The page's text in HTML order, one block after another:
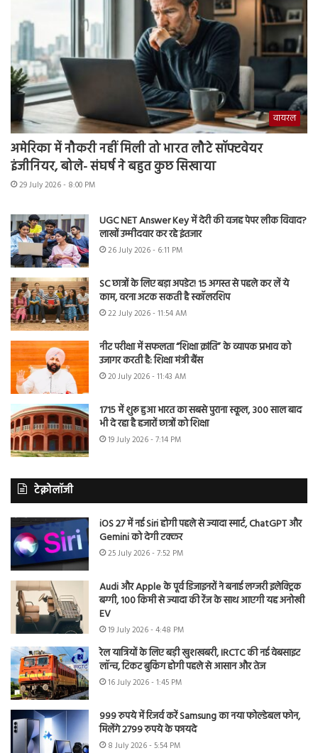
वायरल
अमेरिका में नौकरी नहीं मिली तो भारत लौटे सॉफ्टवेयर
इंजीनियर, बोले- संघर्ष ने बहुत कुछ सिखाया
29 July 2026 - 8:00 PM
UGC NET Answer Key में देरी की वजह पेपर लीक विवाद?
लाखों उम्मीदवार कर रहे इंतजार
26 July 2026 - 6:11 PM
SC छात्रों के लिए बड़ा अपडेट! 15 अगस्त से पहले कर लें ये
काम, वरना अटक सकती है स्कॉलरशिप
22 July 2026 - 11:54 AM
नीट परीक्षा में सफलता “शिक्षा क्रांति” के व्यापक प्रभाव को
उजागर करती है: शिक्षा मंत्री बैंस
20 July 2026 - 11:43 AM
1715 में शुरू हुआ भारत का सबसे पुराना स्कूल, 300 साल बाद
भी दे रहा है हजारों छात्रों को शिक्षा
19 July 2026 - 7:14 PM
टेक्नोलॉजी
iOS 27 में नई Siri होगी पहले से ज्यादा स्मार्ट, ChatGPT और
Gemini को देगी टक्कर
25 July 2026 - 7:52 PM
Audi और Apple के पूर्व डिजाइनरों ने बनाई लग्जरी इलेक्ट्रिक
बग्गी, 100 किमी से ज्यादा की रेंज के साथ आएगी यह अनोखी
EV
19 July 2026 - 4:48 PM
रेल यात्रियों के लिए बड़ी खुशखबरी, IRCTC की नई वेबसाइट
लॉन्च, टिकट बुकिंग होगी पहले से आसान और तेज
16 July 2026 - 1:45 PM
999 रुपये में रिजर्व करें Samsung का नया फोल्डेबल फोन,
मिलेंगे 2799 रुपये के फायदे
8 July 2026 - 5:54 PM